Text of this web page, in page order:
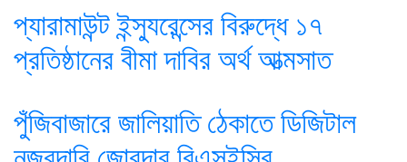
প্যারামাউন্ট ইন্স্যুরেন্সের বিরুদ্ধে ১৭
প্রতিষ্ঠানের বীমা দাবির অর্থ আত্মসাত
পুঁজিবাজারে জালিয়াতি ঠেকাতে ডিজিটাল